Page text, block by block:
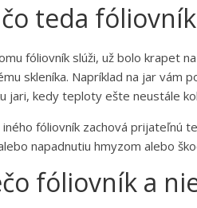
teda
fóliovník slúži, už bolo krapet
skleníka. Napríklad na jar vám
jari, kedy teploty ešte neustále
fóliovník zachová prijateľnú
napadnutiu hmyzom alebo
fóliovník a